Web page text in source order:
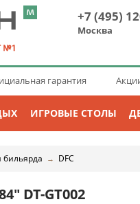
+7 (495)
Москва
гарантия
ИГРОВЫЕ СТОЛЫ
бильярда → DFC
DT-GT002